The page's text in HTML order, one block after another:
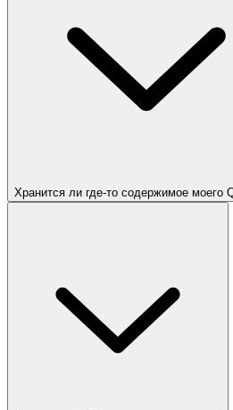
Хранится ли где-то содержимое моего